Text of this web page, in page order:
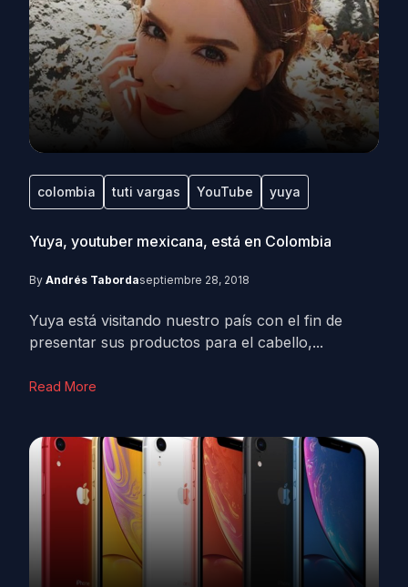
colombia tuti vargas YouTube yuya
Yuya, youtuber mexicana, está en Colombia
By Andrés Tabordaseptiembre 28, 2018
Yuya está visitando nuestro país con el fin de
presentar sus productos para el cabello,...
Read More